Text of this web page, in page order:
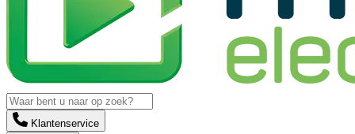
Klantenservice